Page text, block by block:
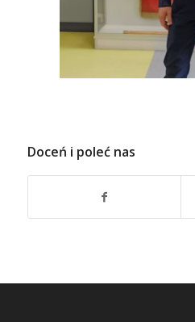
Doceń i poleć nas